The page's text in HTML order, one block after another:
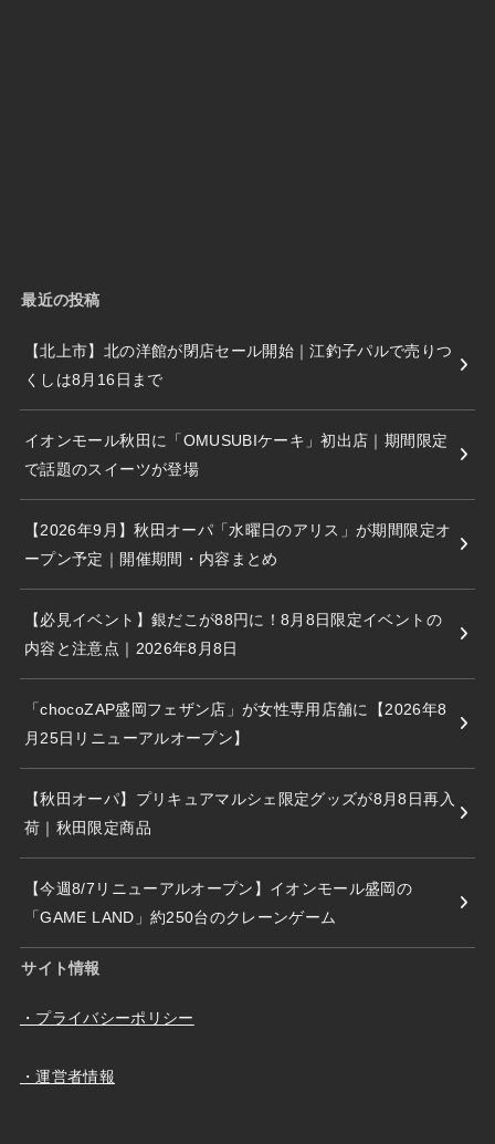
最近の投稿
【北上市】北の洋館が閉店セール開始｜江釣子パルで売りつ
くしは8月16日まで
イオンモール秋田に「OMUSUBIケーキ」初出店｜期間限定
で話題のスイーツが登場
【2026年9月】秋田オーパ「水曜日のアリス」が期間限定オ
ープン予定｜開催期間・内容まとめ
【必見イベント】銀だこが88円に！8月8日限定イベントの
内容と注意点｜2026年8月8日
「chocoZAP盛岡フェザン店」が女性専用店舗に【2026年8
月25日リニューアルオープン】
【秋田オーパ】プリキュアマルシェ限定グッズが8月8日再入
荷｜秋田限定商品
【今週8/7リニューアルオープン】イオンモール盛岡の
「GAME LAND」約250台のクレーンゲーム
サイト情報
・プライバシーポリシー
・運営者情報